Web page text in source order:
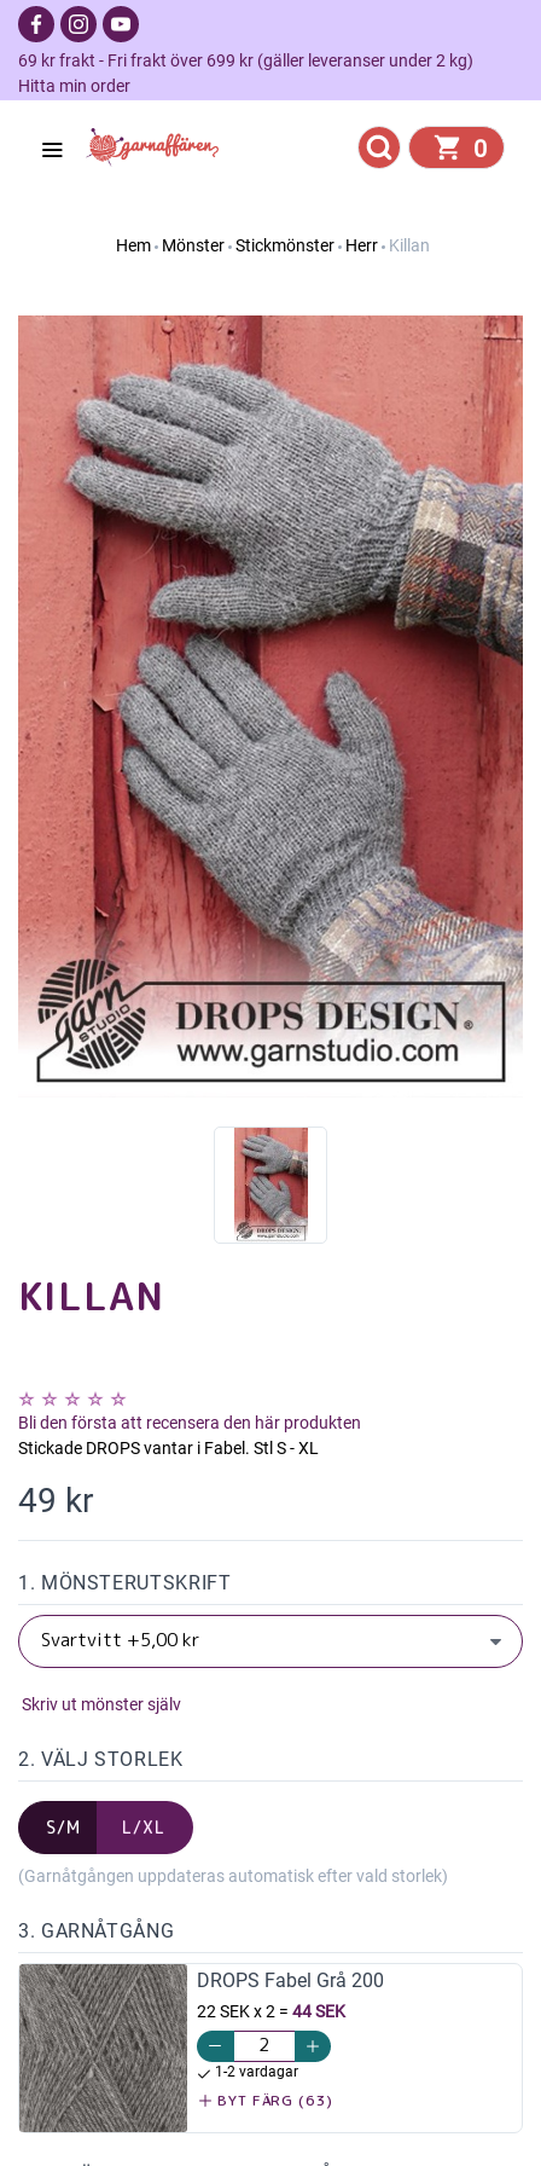
69 kr frakt - Fri frakt över 699 kr (gäller leveranser under 2 kg)
Hitta min order
0
Hem Mönster Stickmönster Herr Killan
KILLAN
Bli den första att recensera den här produkten
Stickade DROPS vantar i Fabel. Stl S - XL
49 kr
1. MÖNSTERUTSKRIFT
Skriv ut mönster själv
2. VÄLJ STORLEK
S/M L/XL
(Garnåtgången uppdateras automatisk efter vald storlek)
3. GARNÅTGÅNG
DROPS Fabel Grå 200
22 SEK x 2= 44 SEK
1-2 vardagar
BYT FÄRG (63)